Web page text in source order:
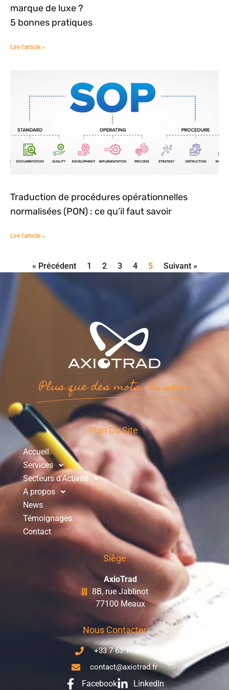
marque de luxe ?
5 bonnes pratiques
Lire l'article »
Traduction de procédures opérationnelles
normalisées (PON) : ce qu’il faut savoir
Lire l'article »
« Précédent 1 2 3 4 5 Suivant »
Plus que des mots, du sens
Plan Du Site
Accueil
Services
Secteurs d’Activité
A propos
News
Témoignages
Contact
Siège
AxioTrad
8B, rue Jablinot
77100 Meaux
Nous Contacter
+33 7 63 17 75 58
contact@axiotrad.fr
Facebook LinkedIn